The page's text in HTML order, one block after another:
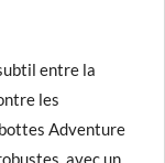
entre la
les
Adventure
avec un